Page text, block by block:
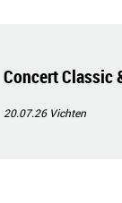
Concert Classic
20.07.26 Vichten